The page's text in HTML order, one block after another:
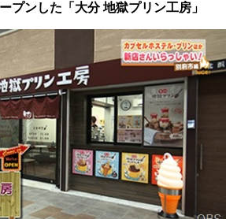
プンした「大分 地獄プリン工房」